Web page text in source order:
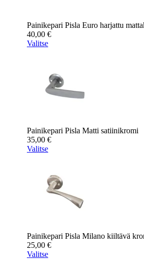
Painikepari Pisla Euro harjattu
40,00 €
Valitse
Painikepari Pisla Matti satiinikromi
35,00 €
Valitse
Painikepari Pisla Milano kiiltävä
25,00 €
Valitse